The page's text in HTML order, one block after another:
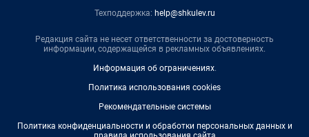
Техподдержка: help@shkulev.ru
Редакция сайта не несет ответственности за достоверность
информации, содержащейся в рекламных объявлениях.
Информация об ограничениях.
Политика использования cookies
Рекомендательные системы
Политика конфиденциальности и обработки персональных данных и